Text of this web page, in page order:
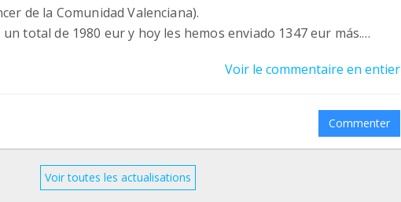
de la Comunidad Valenciana).
total de 1980 eur y hoy les hemos enviado 1347 eur más.
todos, poco a poco, hemos conseguido por tanto donar un
a todo el mundo que ha colaborado durante todo este
me han transmitido todo su agradecimiento y felicidad por vuestro
Voir le commentaire en entier
Commenter
Voir toutes les actualisations